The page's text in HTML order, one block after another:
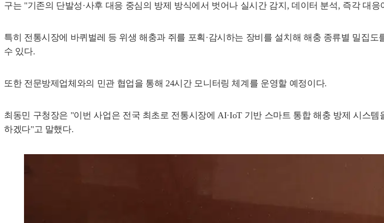
구는 "기존의 단발성·사후 대응 중심의 방제 방식에서 벗어나 실시간 감지, 데이터 분석, 즉각 대
특히 전통시장에 바퀴벌레 등 위생 해충과 쥐를 포획·감시하는 장비를 설치해 해충 종류별 밀집
수 있다.
또한 전문방제업체와의 민관 협업을 통해 24시간 모니터링 체계를 운영할 예정이다.
최동민 구청장은 "이번 사업은 전국 최초로 전통시장에 AI·IoT 기반 스마트 통합 해충 방제 시스
하겠다"고 말했다.